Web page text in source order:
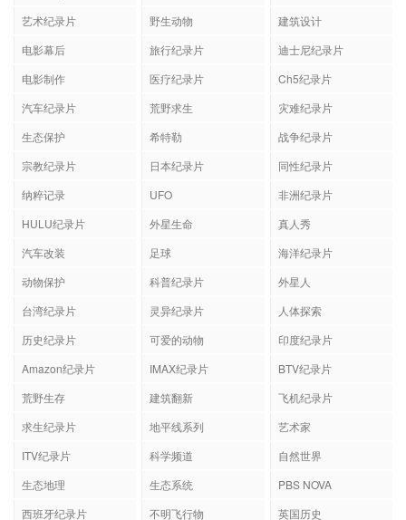
艺术纪录片
野生动物
建筑设计
电影幕后
旅行纪录片
迪士尼纪录片
电影制作
医疗纪录片
Ch5纪录片
汽车纪录片
荒野求生
灾难纪录片
生态保护
希特勒
战争纪录片
宗教纪录片
日本纪录片
同性纪录片
纳粹记录
UFO
非洲纪录片
HULU纪录片
外星生命
真人秀
汽车改装
足球
海洋纪录片
动物保护
科普纪录片
外星人
台湾纪录片
灵异纪录片
人体探索
历史纪录片
可爱的动物
印度纪录片
Amazon纪录片
IMAX纪录片
BTV纪录片
荒野生存
建筑翻新
飞机纪录片
求生纪录片
地平线系列
艺术家
ITV纪录片
科学频道
自然世界
生态地理
生态系统
PBS NOVA
西班牙纪录片
不明飞行物
英国历史